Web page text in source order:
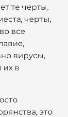
те черты,
черты,
все
вирусы,
в
это